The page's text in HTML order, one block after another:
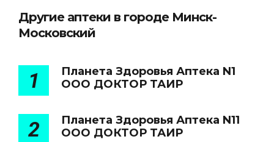
Другие аптеки в городе Минск-
Московский
1
Планета Здоровья Аптека N1
ООО ДОКТОР ТАИР
2
Планета Здоровья Аптека N11
ООО ДОКТОР ТАИР